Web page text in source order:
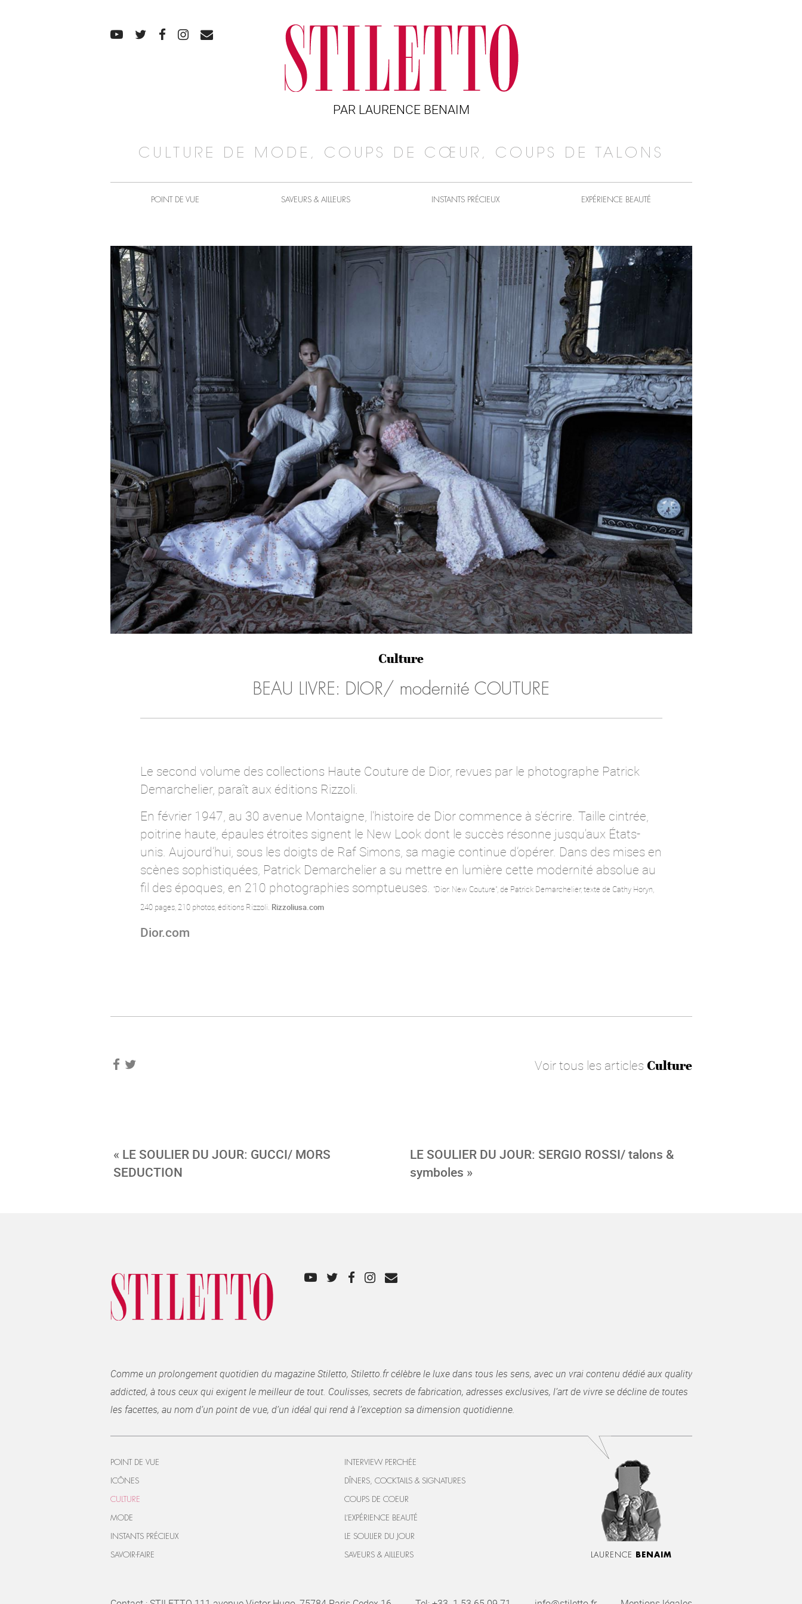
PAR LAURENCE BENAIM
CULTURE DE MODE, COUPS DE CŒUR, COUPS DE TALONS
POINT DE VUE SAVEURS & AILLEURS INSTANTS PRÉCIEUX EXPÉRIENCE BEAUTÉ
Culture
BEAU LIVRE: DIOR/ modernité COUTURE
Le second volume des collections Haute Couture de Dior, revues par le photographe Patrick
Demarchelier, paraît aux éditions Rizzoli.
En février 1947, au 30 avenue Montaigne, l'histoire de Dior commence à s'écrire. Taille cintrée,
poitrine haute, épaules étroites signent le New Look dont le succès résonne jusqu'aux États-
unis. Aujourd’hui, sous les doigts de Raf Simons, sa magie continue d’opérer. Dans des mises en
scènes sophistiquées, Patrick Demarchelier a su mettre en lumière cette modernité absolue au
fil des époques, en 210 photographies somptueuses. "Dior: New Couture",de Patrick Demarchelier, texte de Cathy Horyn,
240 pages, 210 photos, éditions Rizzoli. Rizzoliusa.com
Dior.com
Voir tous les articles Culture
« LE SOULIER DU JOUR: GUCCI/ MORS
SEDUCTION
LE SOULIER DU JOUR: SERGIO ROSSI/ talons &
symboles »
Comme un prolongement quotidien du magazine Stiletto, Stiletto.fr célèbre le luxe dans tous les sens, avec un vrai contenu dédié aux quality
addicted, à tous ceux qui exigent le meilleur de tout. Coulisses, secrets de fabrication, adresses exclusives, l’art de vivre se décline de toutes
les facettes, au nom d’un point de vue, d’un idéal qui rend à l’exception sa dimension quotidienne.
LAURENCE BENAIM
POINT DE VUE
ICÔNES
CULTURE
MODE
INSTANTS PRÉCIEUX
SAVOIR-FAIRE
INTERVIEW PERCHÉE
DÎNERS, COCKTAILS & SIGNATURES
COUPS DE COEUR
L’EXPÉRIENCE BEAUTÉ
LE SOULIER DU JOUR
SAVEURS & AILLEURS